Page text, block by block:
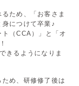
ため、「お客さま
につけて卒業♪
（CCA）」と「オ
きるようになりま
め、研修修了後は